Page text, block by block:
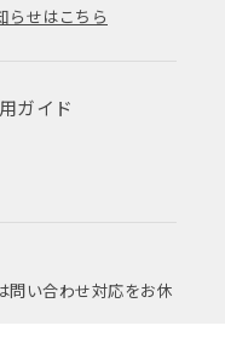
らせはこちら
ガイド
い合わせ対応をお休